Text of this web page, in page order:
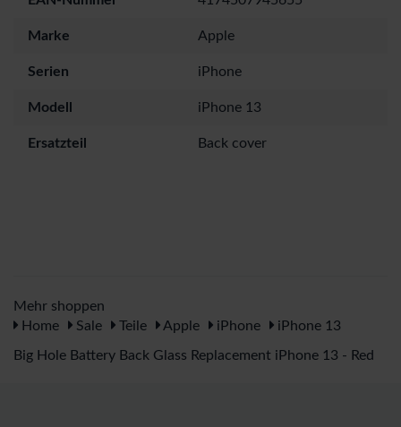
Marke Apple
Serien iPhone
Modell iPhone 13
Ersatzteil Back cover
Mehr shoppen
Home
Sale Teile Apple iPhone iPhone 13
Big Hole Battery Back Glass Replacement iPhone 13 - Red